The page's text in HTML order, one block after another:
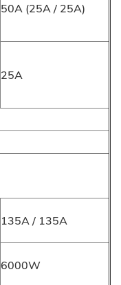
50A (25A / 25A)
25A
135A / 135A
6000W